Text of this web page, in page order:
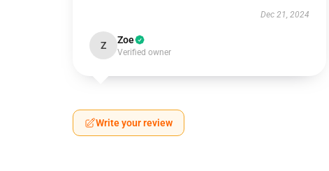
Dec 21, 2024
Z Zoe
Verified owner
Write your review